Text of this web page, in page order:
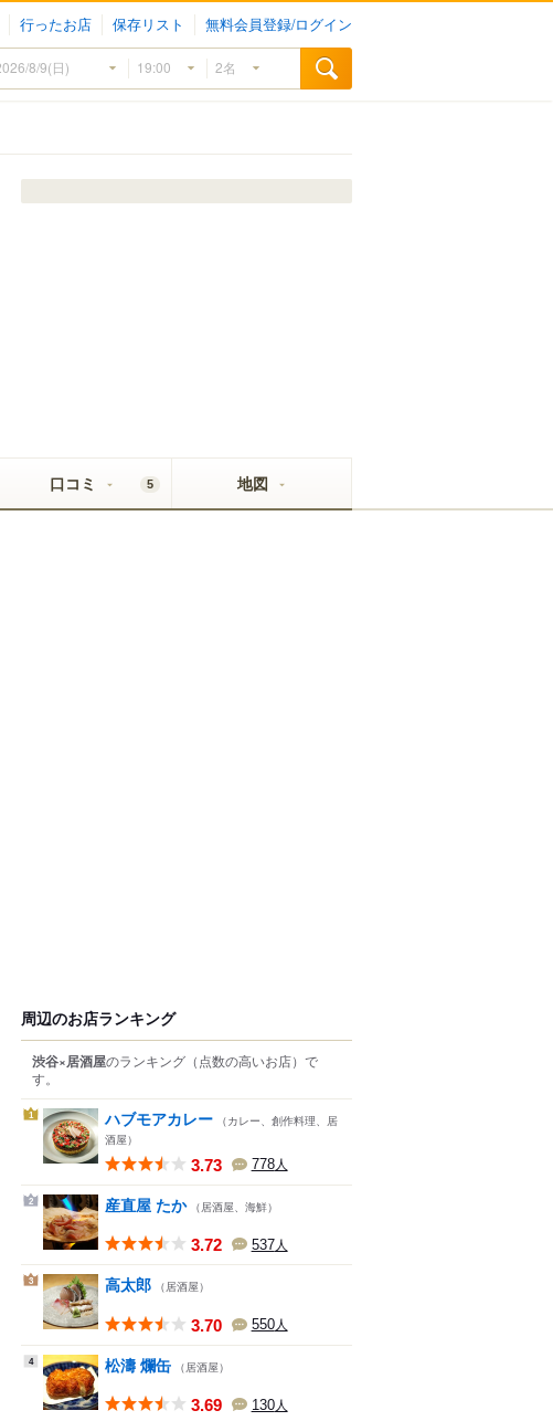
行ったお店 保存リスト 無料会員登録/ログイン
口コミ 5 地図
周辺のお店ランキング
渋谷×居酒屋のランキング （点数の高いお店） で
す。
1 ハブモアカレー （カレー、創作料理、居
酒屋）
3.73 778人
2 産直屋 たか （居酒屋、海鮮）
3.72 537人
3 高太郎 （居酒屋）
3.70 550人
4 松濤 爛缶 （居酒屋）
3.69 130人